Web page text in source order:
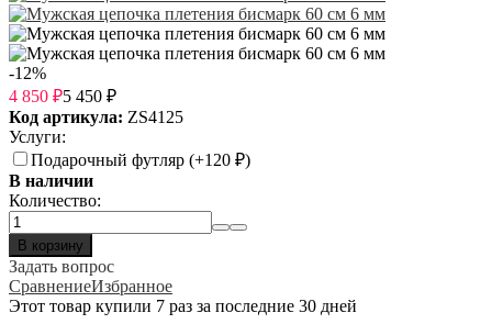
-12%
4 850 ₽5 450 ₽
Код артикула: ZS4125
Услуги:
Подарочный футляр (+120 ₽)
В наличии
Количество:
В корзину
Задать вопрос
СравнениеИзбранное
Этот товар купили 7 раз за последние 30 дней